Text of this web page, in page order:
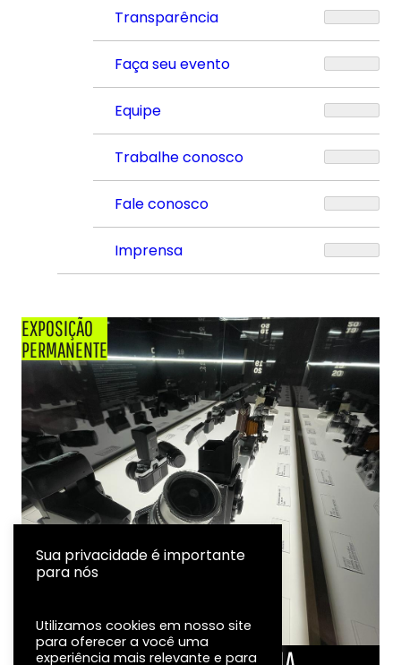
Transparência
Faça seu evento
Equipe
Trabalhe conosco
Fale conosco
Imprensa
EXPOSIÇÃO
PERMANENTE
Sua privacidade é importante
para nós
Utilizamos cookies em nosso site
para oferecer a você uma
experiência mais relevante e para